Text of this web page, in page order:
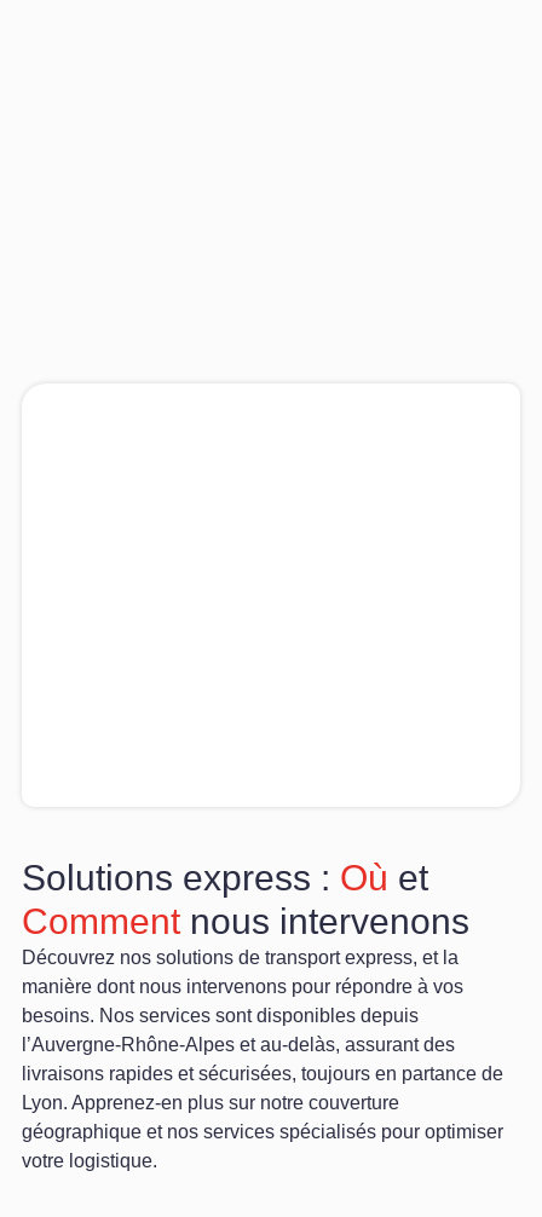
Solutions express : Où et
Commentnous intervenons
Découvrez nos solutions de transport express, et la
manière dont nous intervenons pour répondre à vos
besoins. Nos services sont disponibles depuis
l’Auvergne-Rhône-Alpes et au-delàs, assurant des
livraisons rapides et sécurisées, toujours en partance de
Lyon. Apprenez-en plus sur notre couverture
géographique et nos services spécialisés pour optimiser
votre logistique.